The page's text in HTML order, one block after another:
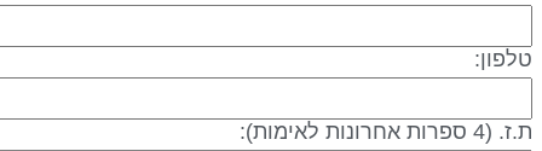
ספרות אחרונות לאימות):